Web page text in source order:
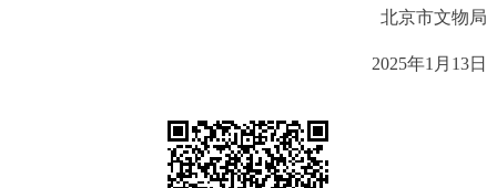
北京市文物局
2025年1月13日